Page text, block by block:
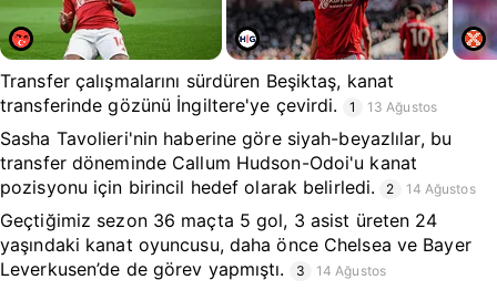
Transfer çalışmalarını sürdüren Beşiktaş, kanat
transferinde gözünü İngiltere'ye çevirdi.
1 13 Ağustos
Sasha Tavolieri'nin haberine göre siyah-beyazlılar, bu
transfer döneminde Callum Hudson-Odoi'u kanat
pozisyonu için birincil hedef olarak belirledi.
2 14 Ağustos
Geçtiğimiz sezon 36 maçta 5 gol, 3 asist üreten 24
yaşındaki kanat oyuncusu, daha önce Chelsea ve Bayer
Leverkusen’de de görev yapmıştı.
3 14 Ağustos